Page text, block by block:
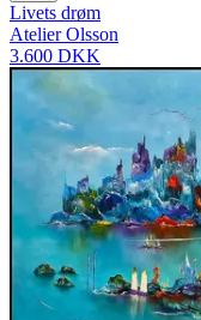
Livets drøm
Atelier Olsson
3.600 DKK